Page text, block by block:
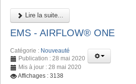
Lire la suite...
EMS - AIRFLOW® ONE
Catégorie : Nouveauté
Publication : 28 mai 2020
Mis à jour : 28 mai 2020
Affichages : 3138